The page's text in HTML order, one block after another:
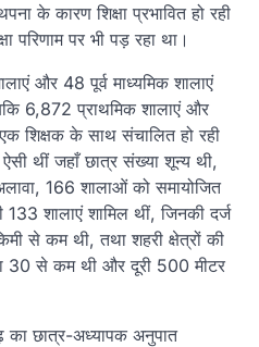
के कारण शिक्षा प्रभावित हो रही
परिणाम पर भी पड़ रहा था।
और 48 पूर्व माध्यमिक शालाएं
6,872 प्राथमिक शालाएं और
शिक्षक के साथ संचालित हो रही
थीं जहाँ छात्र संख्या शून्य थी,
166 शालाओं को समायोजित
133 शालाएं शामिल थीं, जिनकी दर्ज
से कम थी, तथा शहरी क्षेत्रों की
30 से कम थी और दूरी 500 मीटर
का छात्र-अध्यापक अनुपात